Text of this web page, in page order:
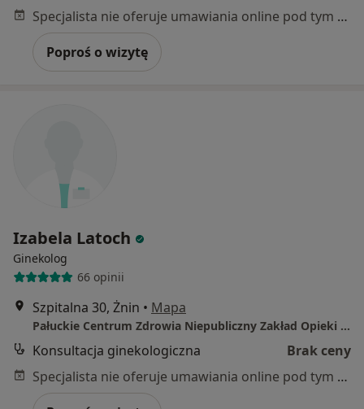
Specjalista nie oferuje umawiania online pod tym adresem.
Poproś o wizytę
Izabela Latoch
Ginekolog
66 opinii
Szpitalna 30, Żnin • Mapa
Pałuckie Centrum Zdrowia Niepubliczny Zakład Opieki Zdrowotnej w Żninie
Konsultacja ginekologiczna
Brak ceny
Specjalista nie oferuje umawiania online pod tym adresem.